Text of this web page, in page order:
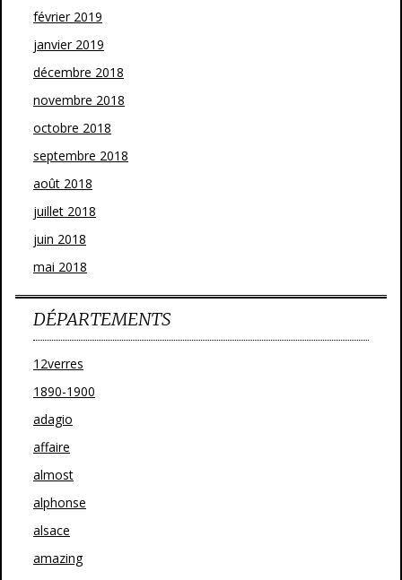
février 2019
janvier 2019
décembre 2018
novembre 2018
octobre 2018
septembre 2018
août 2018
juillet 2018
juin 2018
mai 2018
DÉPARTEMENTS
12verres
1890-1900
adagio
affaire
almost
alphonse
alsace
amazing